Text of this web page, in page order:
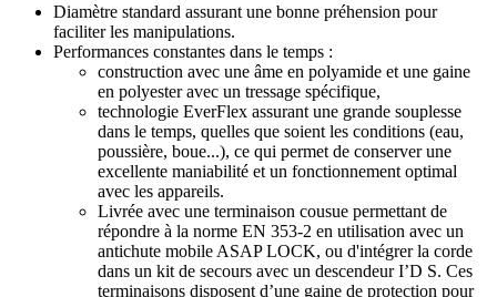
Diamètre standard assurant une bonne préhension pour
faciliter les manipulations.
Performances constantes dans le temps :
construction avec une âme en polyamide et une gaine
en polyester avec un tressage spécifique,
technologie EverFlex assurant une grande souplesse
dans le temps, quelles que soient les conditions (eau,
poussière, boue...), ce qui permet de conserver une
excellente maniabilité et un fonctionnement optimal
avec les appareils.
Livrée avec une terminaison cousue permettant de
répondre à la norme EN 353-2 en utilisation avec un
antichute mobile ASAP LOCK, ou d'intégrer la corde
dans un kit de secours avec un descendeur I’D S. Ces
terminaisons disposent d’une gaine de protection pour